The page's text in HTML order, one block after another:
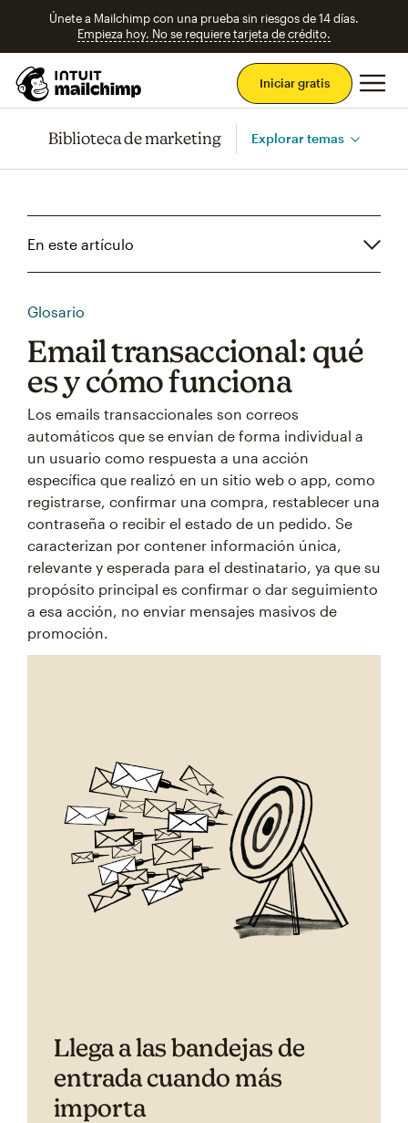
Únete a Mailchimp con una prueba sin riesgos de 14 días.
Empieza hoy. No se requiere tarjeta de crédito.
Iniciar gratis
Biblioteca de marketing Explorar temas
En este artículo
Glosario
Email transaccional: qué
es y cómo funciona
Los emails transaccionales son correos
automáticos que se envían de forma individual a
un usuario como respuesta a una acción
específica que realizó en un sitio web o app, como
registrarse, confirmar una compra, restablecer una
contraseña o recibir el estado de un pedido. Se
caracterizan por contener información única,
relevante y esperada para el destinatario, ya que su
propósito principal es confirmar o dar seguimiento
a esa acción, no enviar mensajes masivos de
promoción.
Llega a las bandejas de
entrada cuando más
importa